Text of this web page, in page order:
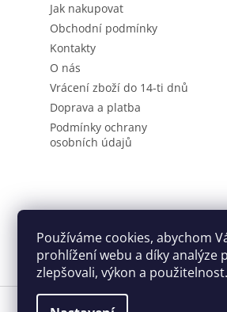
Používáme cookies, abychom
prohlížení webu a díky analýze
zlepšovali, výkon a použitelnost.
Jak nakupovat
Obchodní podmínky
Kontakty
O nás
Vrácení zboží do 14-ti dnů
Doprava a platba
Podmínky ochrany
osobních údajů
SK